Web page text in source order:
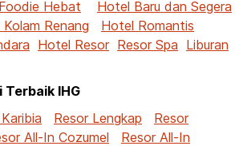
Hebat
Hotel Baru dan Segera
Renang
Hotel Romantis
Hotel Resor Resor Spa Liburan
Terbaik IHG
Resor Lengkap
Resor
All-In Cozumel
Resor All-In